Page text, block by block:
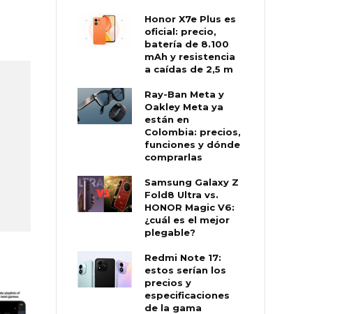
Honor X7e Plus es
oficial: precio,
batería de 8.100
mAh y resistencia
a caídas de 2,5 m
Ray-Ban Meta y
Oakley Meta ya
están en
Colombia: precios,
funciones y dónde
comprarlas
Samsung Galaxy Z
Fold8 Ultra vs.
HONOR Magic V6:
¿cuál es el mejor
plegable?
Redmi Note 17:
estos serían los
precios y
especificaciones
de la gama